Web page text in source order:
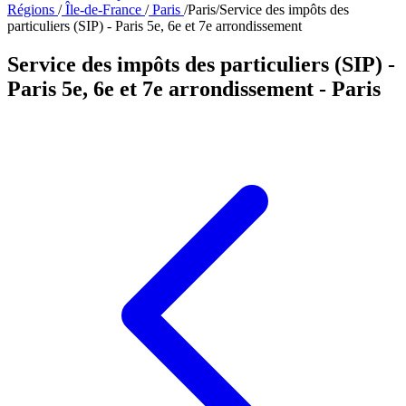
Régions /Île-de-France /Paris /Paris/Service des impôts des
particuliers (SIP) - Paris 5e, 6e et 7e arrondissement
Service des impôts des particuliers (SIP) -
Paris 5e, 6e et 7e arrondissement - Paris